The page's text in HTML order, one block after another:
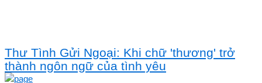
Thư Tình Gửi Ngoại: Khi chữ 'thương' trở
thành ngôn ngữ của tình yêu